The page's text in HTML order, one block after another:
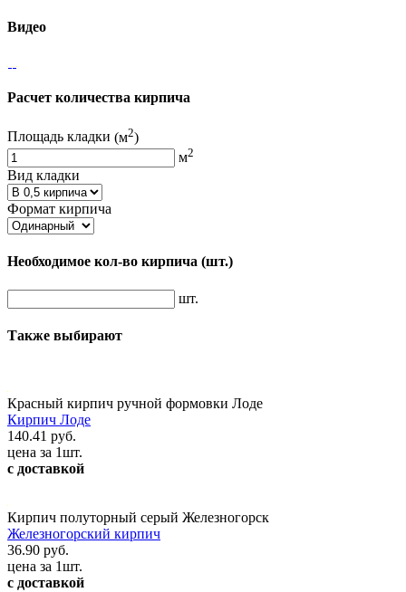
Видео
Расчет количества кирпича
Площадь кладки (м2)
м2
Вид кладки
Формат кирпича
Необходимое кол-во кирпича (шт.)
шт.
Также выбирают
Красный кирпич ручной формовки Лоде
Кирпич Лоде
140.41 руб.
цена за 1шт.
с доставкой
Кирпич полуторный серый Железногорск
Железногорский кирпич
36.90 руб.
цена за 1шт.
с доставкой